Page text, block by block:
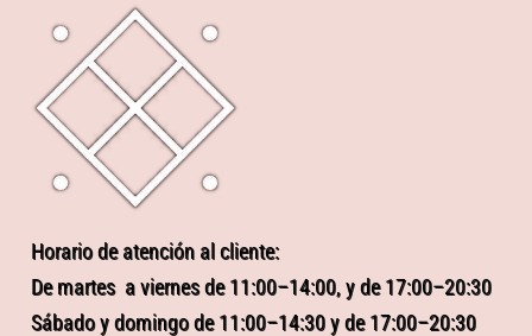
Horario de atención al cliente:
De martes a viernes de 11:00–14:00, y de 17:00–20:30
Sábado y domingo de 11:00–14:30 y de 17:00–20:30